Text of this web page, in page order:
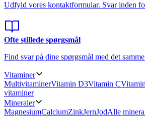
Udfyld vores kontaktformular. Svar inden
Ofte stillede spørgsmål
Find svar på dine spørgsmål med det
Vitaminer
MultivitaminerVitamin D3Vitamin C
vitaminer
Mineraler
MagnesiumCalciumZinkJernJodAlle